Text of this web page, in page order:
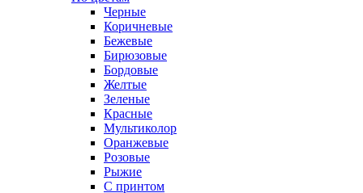
Черные
Коричневые
Бежевые
Бирюзовые
Бордовые
Желтые
Зеленые
Красные
Мультиколор
Оранжевые
Розовые
Рыжие
С принтом